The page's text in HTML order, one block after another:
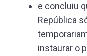
e concluiu
República
instaurar o